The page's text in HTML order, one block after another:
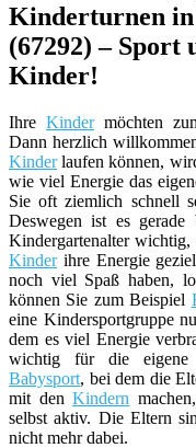
Kinderturnen
(67292) – Sport
Kinder!
Ihre Kindermöchten
Dann herzlich
Kinderlaufen können,
wie viel Energie das
Sie oft ziemlich schnell
Deswegen ist es
Kindergartenalter
Kinderihre Energie
noch viel Spaß haben,
können Sie zum Beispiel
eine Kindersportgruppe
dem es viel Energie
wichtig für die eigene
Babysport, bei dem die
mit denKindern
selbst aktiv. Die Eltern
nicht mehr dabei.